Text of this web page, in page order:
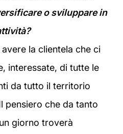
o sviluppare in
la clientela che ci
interessate, di tutte le
da tutto il territorio
pensiero che da tanto
giorno troverà